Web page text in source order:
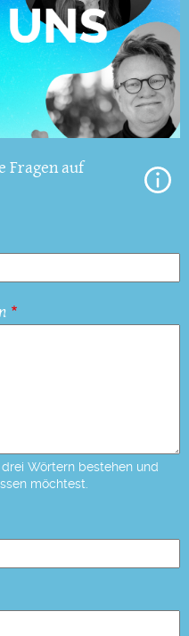
Fragen auf
Wörtern bestehen und
möchtest.